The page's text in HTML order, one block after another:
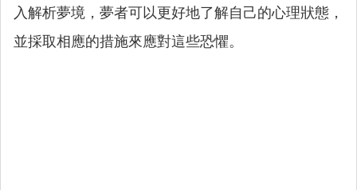
入解析夢境，夢者可以更好地了解自己的心理狀態，
並採取相應的措施來應對這些恐懼。